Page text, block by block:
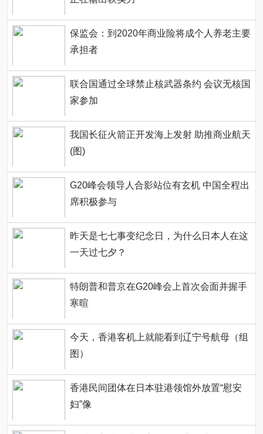
保监会：到2020年商业险将成个人养老主要
承担者
联合国通过全球禁止核武器条约 会议无核国
家参加
我国长征火箭正开发海上发射 助推商业航天
(图)
G20峰会领导人合影站位有玄机 中国全程出
席积极参与
昨天是七七事变纪念日，为什么日本人在这
一天过七夕？
特朗普和普京在G20峰会上首次会面并握手
寒暄
今天，香港客机上就能看到辽宁号航母（组
图）
香港民间团体在日本驻港领馆外放置“慰安
妇”像